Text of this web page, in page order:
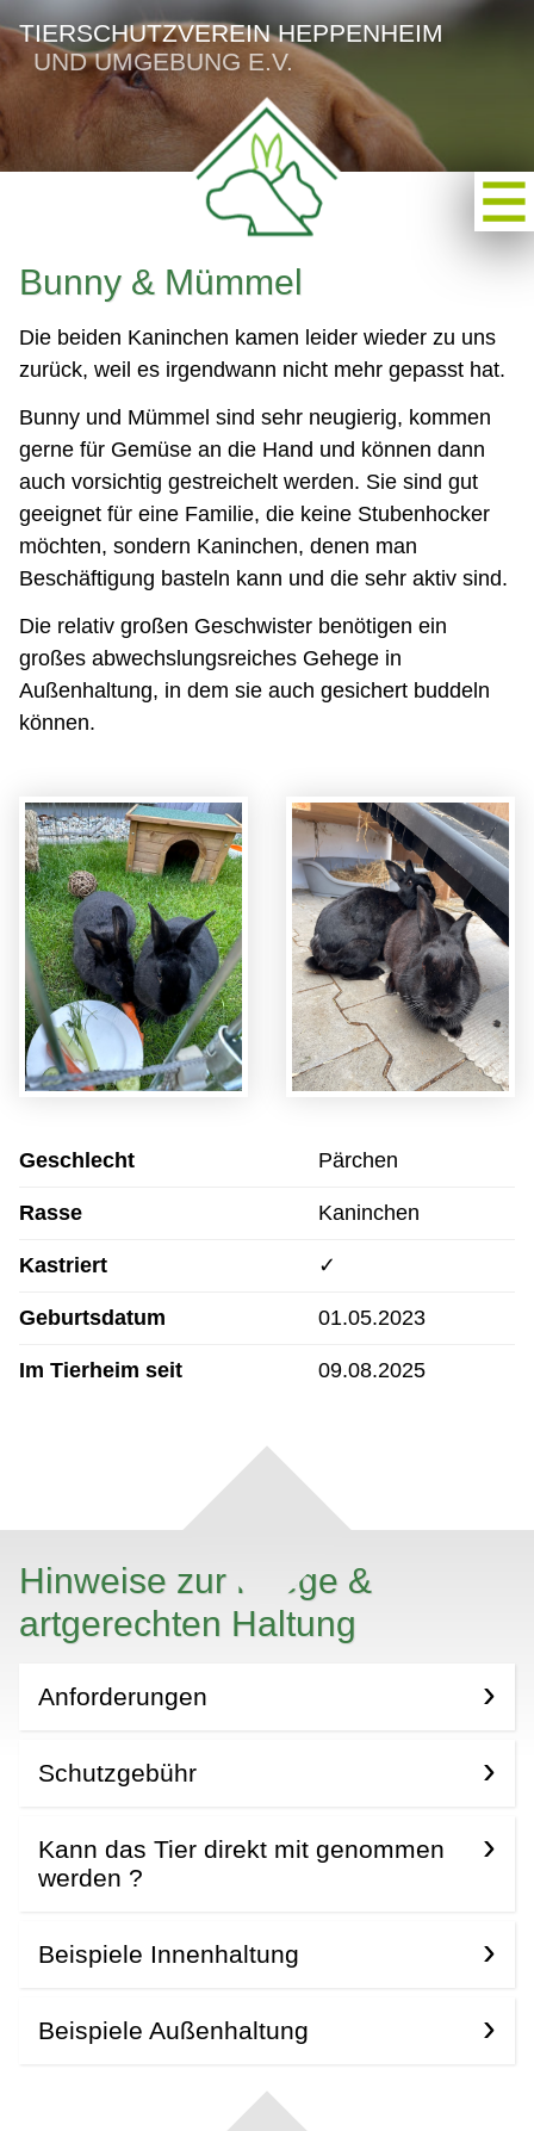
TIERSCHUTZVEREIN HEPPENHEIM
UND UMGEBUNG E.V.
Bunny & Mümmel
Die beiden Kaninchen kamen leider wieder zu uns
zurück, weil es irgendwann nicht mehr gepasst hat.
Bunny und Mümmel sind sehr neugierig, kommen
gerne für Gemüse an die Hand und können dann
auch vorsichtig gestreichelt werden. Sie sind gut
geeignet für eine Familie, die keine Stubenhocker
möchten, sondern Kaninchen, denen man
Beschäftigung basteln kann und die sehr aktiv sind.
Die relativ großen Geschwister benötigen ein
großes abwechslungsreiches Gehege in
Außenhaltung, in dem sie auch gesichert buddeln
können.
Geschlecht Pärchen
Rasse Kaninchen
Kastriert ✓
Geburtsdatum 01.05.2023
Im Tierheim seit 09.08.2025
Hinweise zur Pflege &
artgerechten Haltung
Anforderungen
Schutzgebühr
Kann das Tier direkt mit genommen
werden ?
Beispiele Innenhaltung
Beispiele Außenhaltung